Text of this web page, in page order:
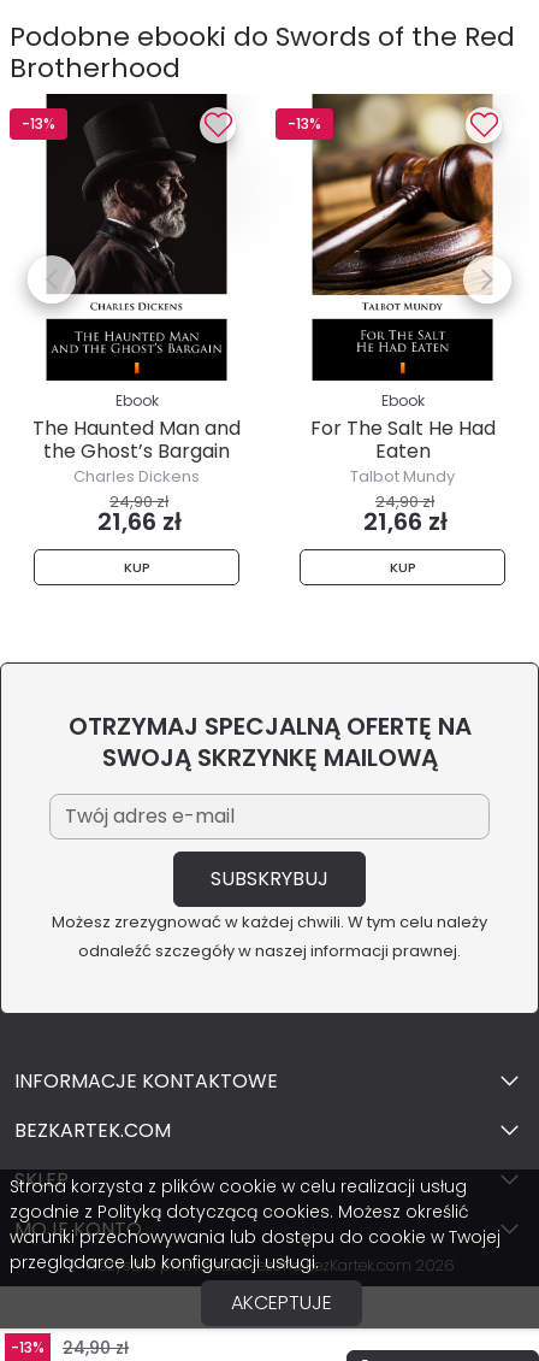
-13% 24,90 zł
Podobne ebooki do Swords of the Red
Brotherhood
-13%
Ebook
The Haunted Man and
the Ghost’s Bargain
Charles Dickens
24,90 zł
21,66 zł
KUP
-13%
Ebook
For The Salt He Had
Eaten
Talbot Mundy
24,90 zł
21,66 zł
KUP
OTRZYMAJ SPECJALNĄ OFERTĘ NA
SWOJĄ SKRZYNKĘ MAILOWĄ
Możesz zrezygnować w każdej chwili. W tym celu należy
odnaleźć szczegóły w naszej informacji prawnej.
INFORMACJE KONTAKTOWE
BEZKARTEK.COM
SKLEP
MOJE KONTO
Wszystkie prawa zastrzeżone BezKartek.com 2026
Strona korzysta z plików cookie w celu realizacji usług
zgodnie z Polityką dotyczącą cookies. Możesz określić
warunki przechowywania lub dostępu do cookie w Twojej
przeglądarce lub konfiguracji usługi.
AKCEPTUJE